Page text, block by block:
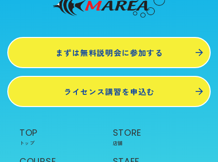
まずは無料説明会に参加する
ライセンス講習を申込む
TOP
トップ
STORE
店舗